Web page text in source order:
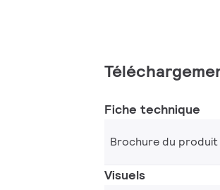
Fiche technique
Brochure du produit
Visuels